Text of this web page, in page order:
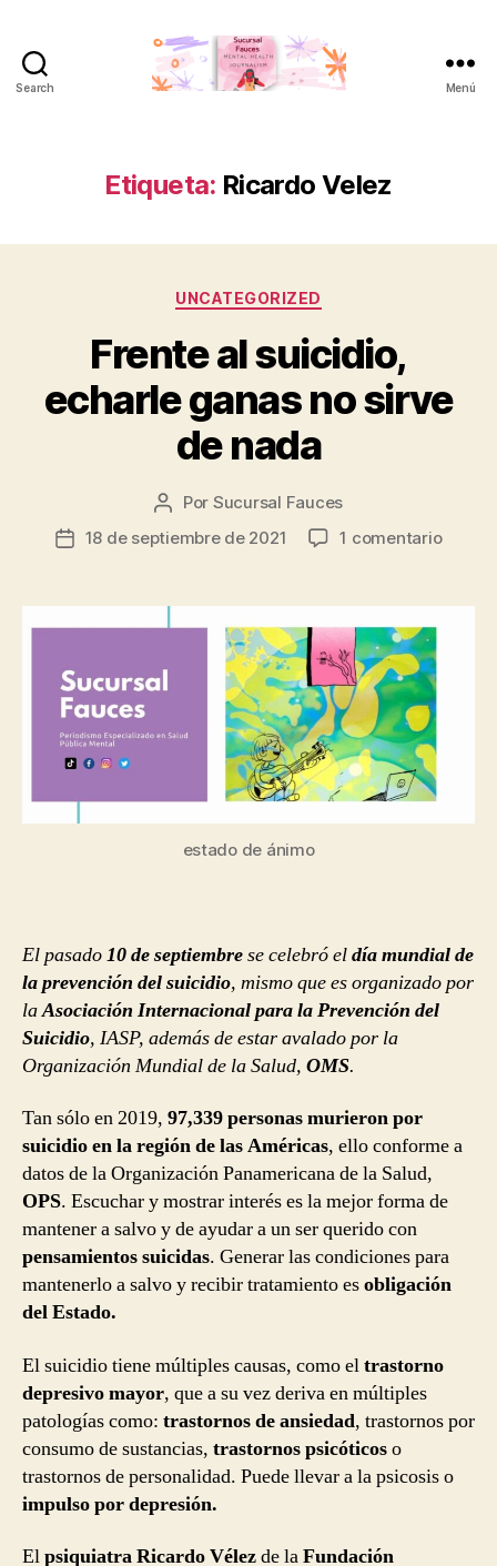
Search Menú
Etiqueta: Ricardo Velez
Categorías
UNCATEGORIZED
Frente al suicidio,
echarle ganas no sirve
de nada
Autor
de
Por Sucursal Fauces
Fecha
entrada
18 de septiembre de 2021 1 comentarioen
estado de ánimo
El pasado10 de septiembrese celebró eldía mundial de
la prevención del suicidio, mismo que es organizado por
laAsociación Internacional para la Prevención del
Suicidio, IASP, además de estar avalado por la
Organización Mundial de la Salud, OMS.
Tan sólo en 2019, 97,339 personas murieron por
suicidio en la región de las Américas, ello conforme a
datos de la Organización Panamericana de la Salud,
OPS. Escuchar y mostrar interés es la mejor forma de
mantener a salvo y de ayudar a un ser querido con
pensamientos suicidas. Generar las condiciones para
mantenerlo a salvo y recibir tratamiento esobligación
del Estado.
El suicidio tiene múltiples causas, como eltrastorno
depresivo mayor, que a su vez deriva en múltiples
patologías como: trastornos de ansiedad, trastornos por
consumo de sustancias, trastornos psicóticoso
trastornos de personalidad. Puede llevar a la psicosis o
impulso por depresión.
Elpsiquiatra Ricardo Vélezde laFundación